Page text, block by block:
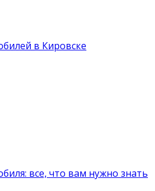
в Кировске
все, что вам нужно знать